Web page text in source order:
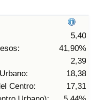
5,40
41,90%
2,39
18,38
Centro:
17,31